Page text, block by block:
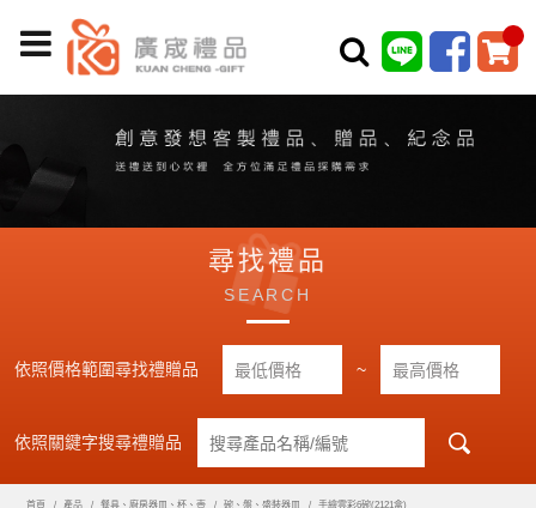
尋找禮品
SEARCH
依照價格範圍尋找禮贈品 ~
依照關鍵字搜尋禮贈品
首頁 產品 餐具、廚房器皿、杯、壺 碗、盤、盛裝器皿 手繪雲彩6碗(2121盒)